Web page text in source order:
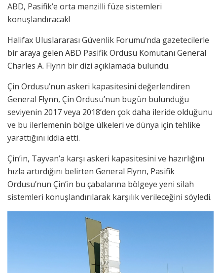
ABD, Pasifik’e orta menzilli füze sistemleri
konuşlandıracak!
Halifax Uluslararası Güvenlik Forumu’nda gazetecilerle
bir araya gelen ABD Pasifik Ordusu Komutanı General
Charles A. Flynn bir dizi açıklamada bulundu.
Çin Ordusu’nun askeri kapasitesini değerlendiren
General Flynn, Çin Ordusu’nun bugün bulunduğu
seviyenin 2017 veya 2018’den çok daha ileride olduğunu
ve bu ilerlemenin bölge ülkeleri ve dünya için tehlike
yarattığını iddia etti.
Çin’in, Tayvan’a karşı askeri kapasitesini ve hazırlığını
hızla artırdığını belirten General Flynn, Pasifik
Ordusu’nun Çin’in bu çabalarına bölgeye yeni silah
sistemleri konuşlandırılarak karşılık verileceğini söyledi.